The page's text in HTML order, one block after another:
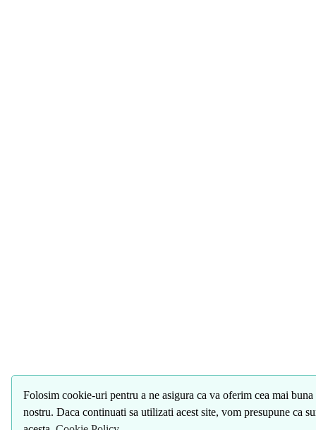
Folosim cookie-uri pentru a ne asigura ca va oferim cea mai
nostru. Daca continuati sa utilizati acest site, vom presupune ca